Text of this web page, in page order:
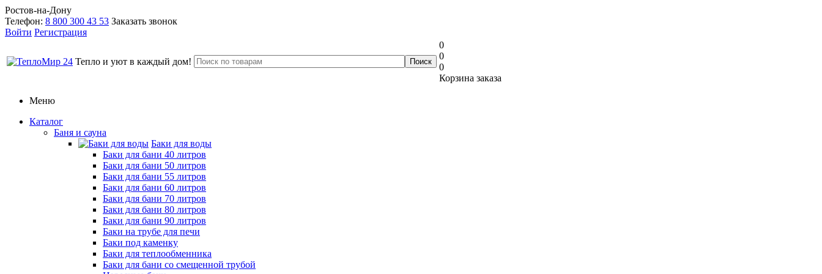
Ростов-на-Дону
Телефон: 8 800 300 43 53 Заказать звонок
Войти Регистрация
Тепло и уют в каждый дом!
0
0
0
Корзина заказа
Меню
Каталог
Баня и сауна
Баки для воды
Баки для бани 40 литров
Баки для бани 50 литров
Баки для бани 55 литров
Баки для бани 60 литров
Баки для бани 70 литров
Баки для бани 80 литров
Баки для бани 90 литров
Баки на трубе для печи
Баки под каменку
Баки для теплообменника
Баки для бани со смещенной трубой